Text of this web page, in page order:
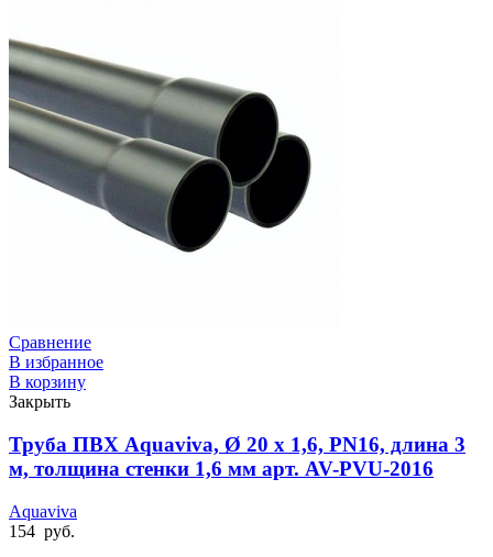
Сравнение
В избранное
В корзину
Закрыть
Труба ПВХ Aquaviva, Ø 20 x 1,6, PN16, длина 3
м, толщина стенки 1,6 мм арт. AV-PVU-2016
Aquaviva
154 руб.